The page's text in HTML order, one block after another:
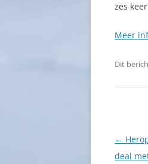
zes
Meer
Dit
←
deal